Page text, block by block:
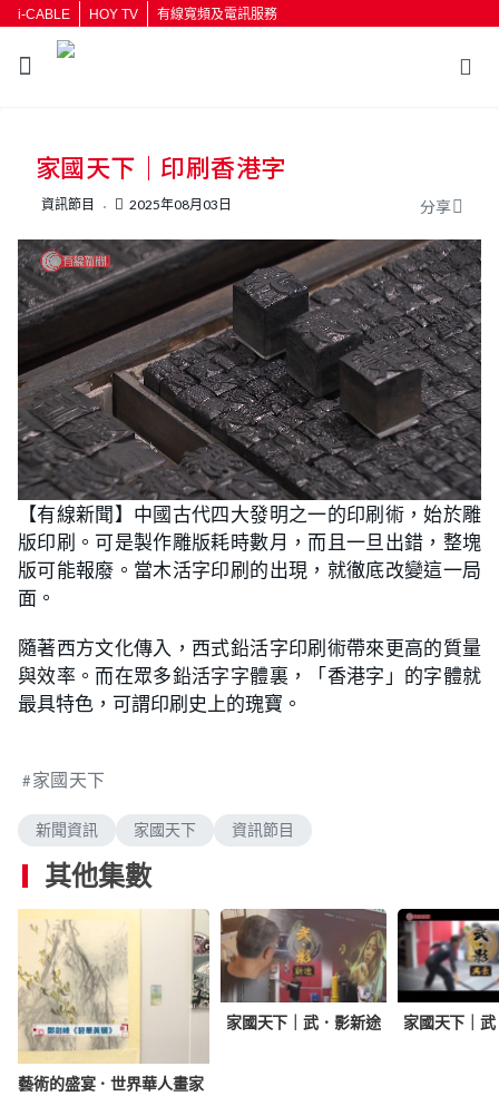
i-CABLE HOY TV 有線寬頻及電訊服務
按輸入鍵開始搜尋
家國天下｜印刷香港字
資訊節目 2025年08月03日 分享
U
n
m
t
e
L
o
a
d
e
d
:
1
【有線新聞】中國古代四大發明之一的印刷術，始於雕
版印刷。可是製作雕版耗時數月，而且一旦出錯，整塊
版可能報廢。當木活字印刷的出現，就徹底改變這一局
面。
隨著西方文化傳入，西式鉛活字印刷術帶來更高的質量
與效率。而在眾多鉛活字字體裏，「香港字」的字體就
最具特色，可謂印刷史上的瑰寶。
家國天下
新聞資訊 家國天下 資訊節目
其他集數
藝術的盛宴．世界華人畫家
家國天下｜武．影新途 家國天下｜